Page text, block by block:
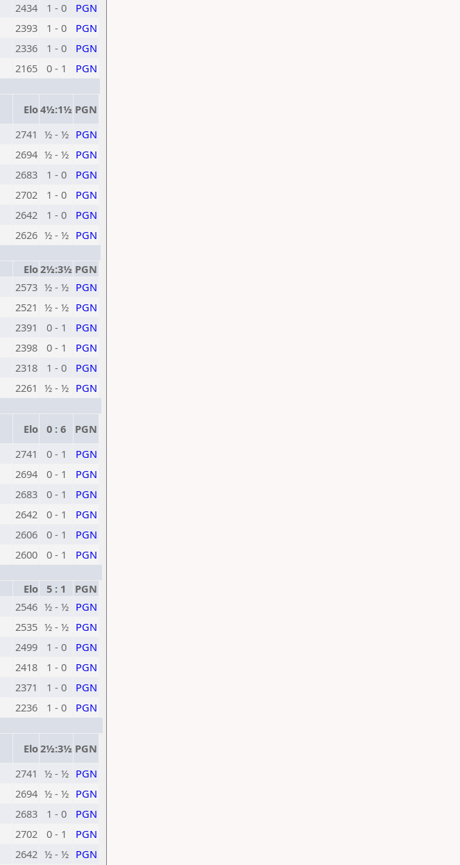
2434 1 - 0
PGN
2393 1 - 0
PGN
2336 1 - 0
PGN
2165 0 - 1
PGN
Elo4½:1½ PGN
2741 ½ - ½ PGN
2694 ½ - ½ PGN
2683 1 - 0
PGN
2702 1 - 0
PGN
2642 1 - 0
PGN
2626 ½ - ½ PGN
Elo2½:3½ PGN
2573 ½ - ½ PGN
2521 ½ - ½ PGN
2391 0 - 1
PGN
2398 0 - 1
PGN
2318 1 - 0
PGN
2261 ½ - ½ PGN
Elo 0 : 6
PGN
2741 0 - 1
PGN
2694 0 - 1
PGN
2683 0 - 1
PGN
2642 0 - 1
PGN
2606 0 - 1
PGN
2600 0 - 1
PGN
Elo 5 : 1
PGN
2546 ½ - ½ PGN
2535 ½ - ½ PGN
2499 1 - 0
PGN
2418 1 - 0
PGN
2371 1 - 0
PGN
2236 1 - 0
PGN
Elo2½:3½ PGN
2741 ½ - ½ PGN
2694 ½ - ½ PGN
2683 1 - 0
PGN
2702 0 - 1
PGN
2642 ½ - ½ PGN